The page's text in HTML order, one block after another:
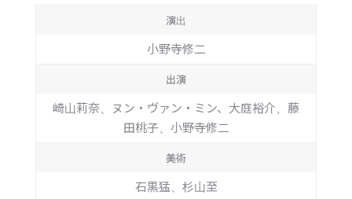
演出
小野寺修二
出演
崎山莉奈、ヌン・ヴァン・ミン、大庭裕介、藤
田桃子、小野寺修二
美術
石黒猛、杉山至